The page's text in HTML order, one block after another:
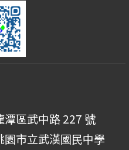
區武中路 227 號
園市立武漢國民中學